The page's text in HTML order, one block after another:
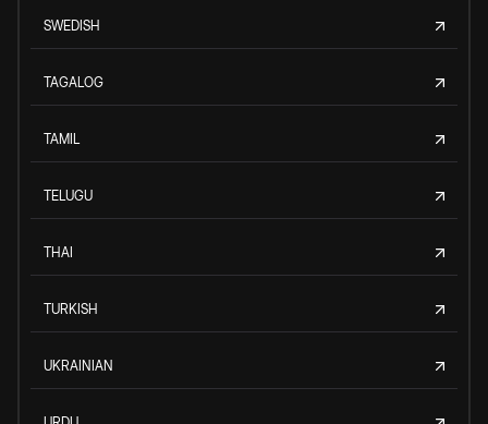
SWEDISH
TAGALOG
TAMIL
TELUGU
THAI
TURKISH
UKRAINIAN